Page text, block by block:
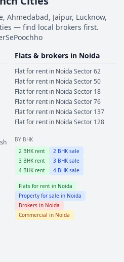
Ahmedabad, Jaipur, Lucknow,
— find local brokers first.
Flats & brokers in Noida
Flat for rent in Noida Sector 62
Flat for rent in Noida Sector 50
Flat for rent in Noida Sector 18
Flat for rent in Noida Sector 76
Flat for rent in Noida Sector 137
Flat for rent in Noida Sector 128
BY BHK
2 BHK rent 2 BHK sale
3 BHK rent 3 BHK sale
4 BHK rent 4 BHK sale
Flats for rent in Noida
Property for sale in Noida
Brokers in Noida
Commercial in Noida